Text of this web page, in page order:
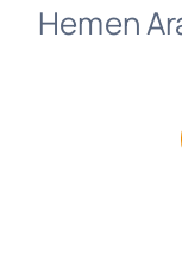
Hemen